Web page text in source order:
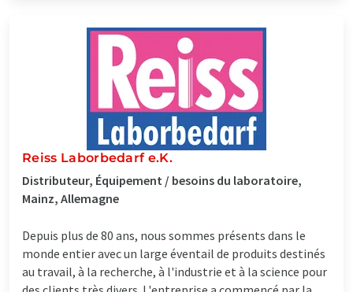
Reiss Laborbedarf e.K.
Distributeur, Équipement / besoins du laboratoire,
Mainz, Allemagne
Depuis plus de 80 ans, nous sommes présents dans le
monde entier avec un large éventail de produits destinés
au travail, à la recherche, à l'industrie et à la science pour